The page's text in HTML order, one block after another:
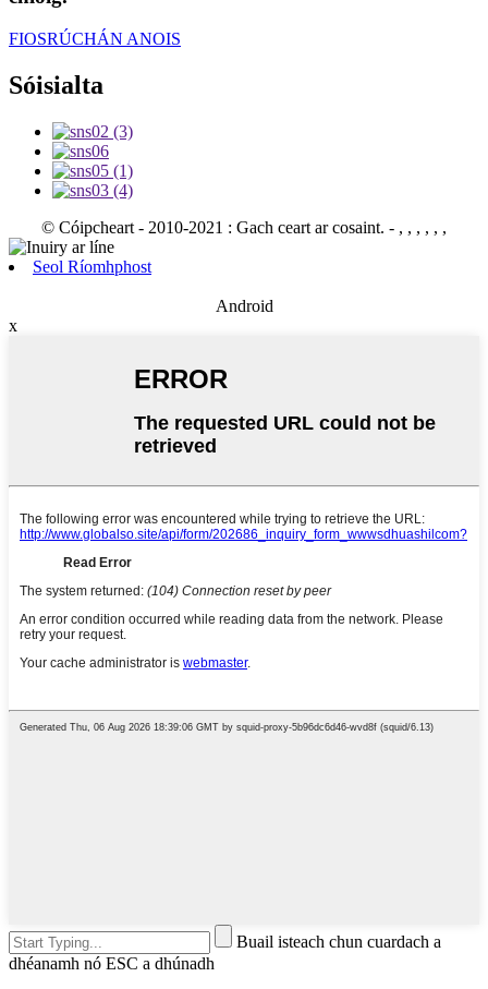
FIOSRÚCHÁN ANOIS
Sóisialta
© Cóipcheart - 2010-2021 : Gach ceart ar cosaint. - , , , , , ,
Seol Ríomhphost
Android
x
Buail isteach chun cuardach a
dhéanamh nó ESC a dhúnadh